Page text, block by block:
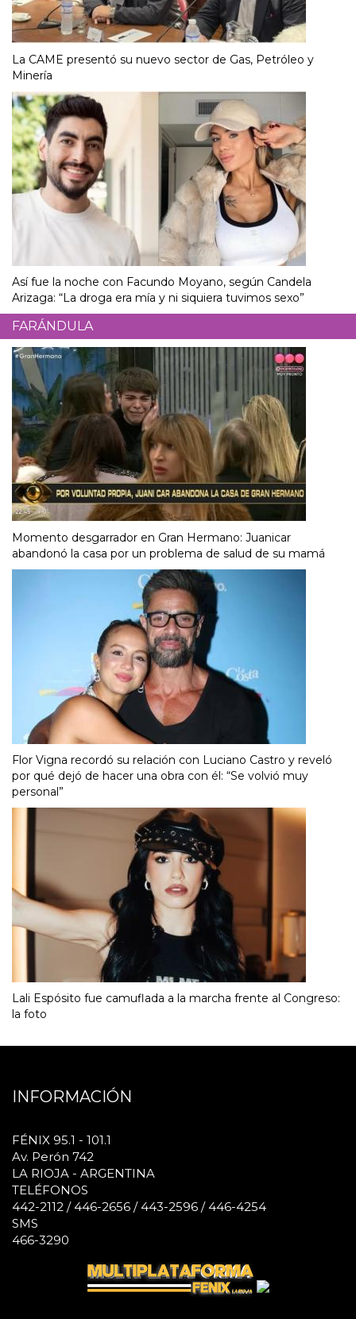
La CAME presentó su nuevo sector de Gas, Petróleo y
Minería
Así fue la noche con Facundo Moyano, según Candela
Arizaga: “La droga era mía y ni siquiera tuvimos sexo”
FARÁNDULA
Momento desgarrador en Gran Hermano: Juanicar
abandonó la casa por un problema de salud de su mamá
Flor Vigna recordó su relación con Luciano Castro y reveló
por qué dejó de hacer una obra con él: “Se volvió muy
personal”
Lali Espósito fue camuflada a la marcha frente al Congreso:
la foto
INFORMACIÓN
FÉNIX 95.1 - 101.1
Av. Perón 742
LA RIOJA - ARGENTINA
TELÉFONOS
442-2112 / 446-2656 / 443-2596 / 446-4254
SMS
466-3290